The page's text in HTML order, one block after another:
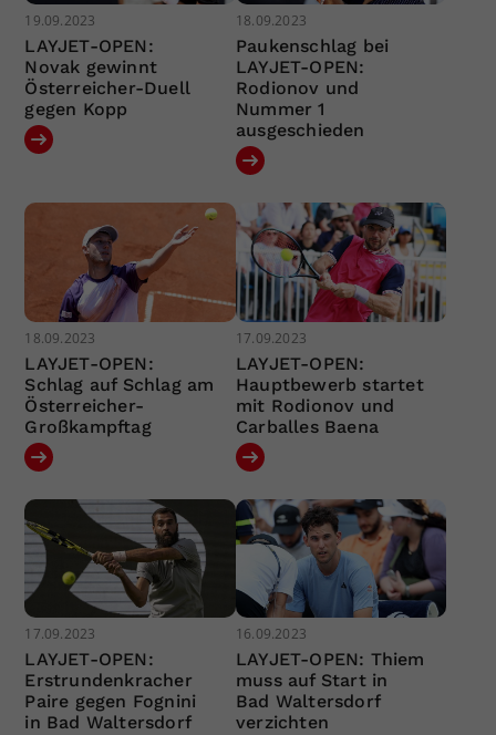
19.09.2023
LAYJET-OPEN:
Novak gewinnt
Österreicher-Duell
gegen Kopp
18.09.2023
Paukenschlag bei
LAYJET-OPEN:
Rodionov und
Nummer 1
ausgeschieden
18.09.2023
LAYJET-OPEN:
Schlag auf Schlag am
Österreicher-
Großkampftag
17.09.2023
LAYJET-OPEN:
Hauptbewerb startet
mit Rodionov und
Carballes Baena
17.09.2023
LAYJET-OPEN:
Erstrundenkracher
Paire gegen Fognini
in Bad Waltersdorf
16.09.2023
LAYJET-OPEN: Thiem
muss auf Start in
Bad Waltersdorf
verzichten